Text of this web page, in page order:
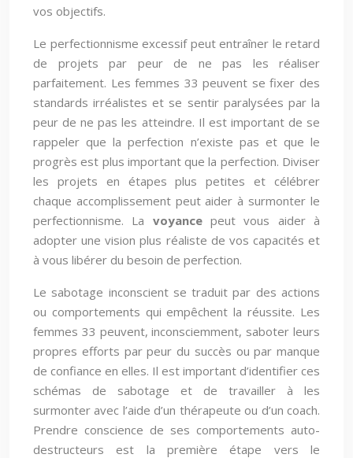
vos objectifs.
Le perfectionnisme excessif peut entraîner le retard
de projets par peur de ne pas les réaliser
parfaitement. Les femmes 33 peuvent se fixer des
standards irréalistes et se sentir paralysées par la
peur de ne pas les atteindre. Il est important de se
rappeler que la perfection n’existe pas et que le
progrès est plus important que la perfection. Diviser
les projets en étapes plus petites et célébrer
chaque accomplissement peut aider à surmonter le
perfectionnisme. La voyancepeut vous aider à
adopter une vision plus réaliste de vos capacités et
à vous libérer du besoin de perfection.
Le sabotage inconscient se traduit par des actions
ou comportements qui empêchent la réussite. Les
femmes 33 peuvent, inconsciemment, saboter leurs
propres efforts par peur du succès ou par manque
de confiance en elles. Il est important d’identifier ces
schémas de sabotage et de travailler à les
surmonter avec l’aide d’un thérapeute ou d’un coach.
Prendre conscience de ses comportements auto-
destructeurs est la première étape vers le